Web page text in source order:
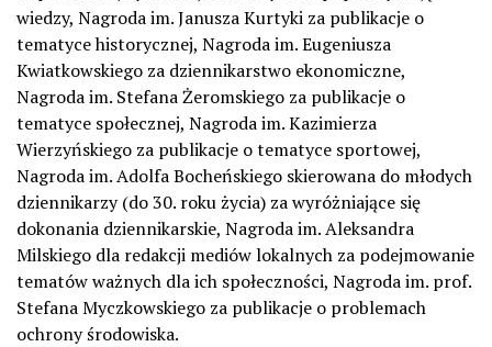
wiedzy, Nagroda im. Janusza Kurtyki za publikacje o
tematyce historycznej, Nagroda im. Eugeniusza
Kwiatkowskiego za dziennikarstwo ekonomiczne,
Nagroda im. Stefana Żeromskiego za publikacje o
tematyce społecznej, Nagroda im. Kazimierza
Wierzyńskiego za publikacje o tematyce sportowej,
Nagroda im. Adolfa Bocheńskiego skierowana do młodych
dziennikarzy (do 30. roku życia) za wyróżniające się
dokonania dziennikarskie, Nagroda im. Aleksandra
Milskiego dla redakcji mediów lokalnych za podejmowanie
tematów ważnych dla ich społeczności, Nagroda im. prof.
Stefana Myczkowskiego za publikacje o problemach
ochrony środowiska.